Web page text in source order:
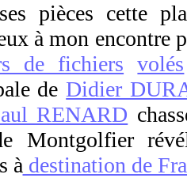
pièces cette
à mon encontre
de fichiers volés
de Didier
RENARD
Montgolfier
à destination de